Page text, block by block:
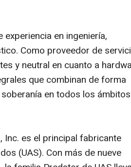
en ingeniería,
Como proveedor de
y neutral en cuanto a
que combinan de forma
en todos los
Inc. es el principal fabricante
(UAS). Con más de nueve